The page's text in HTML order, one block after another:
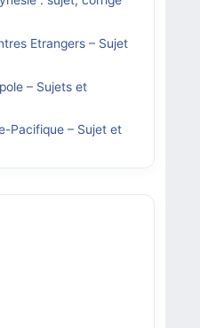
Etrangers – Sujet
– Sujets et
Pacifique – Sujet et